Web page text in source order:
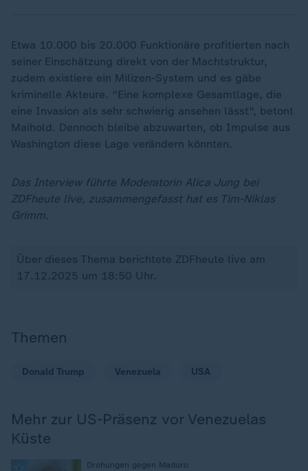
Etwa 10.000 bis 20.000 Funktionäre profitierten nach
seiner Einschätzung direkt von der Machtstruktur,
zudem existiere ein Milizen-System und es gäbe
kriminelle Akteure. "Eine komplexe Gesamtlage, die
eine Invasion als sehr schwierig ansehen lässt", betont
Maihold. Dennoch bleibe abzuwarten, ob Impulse aus
Washington diese Lage verändern könnten.
Das Interview führte Moderatorin Alica Jung bei
ZDFheute live, zusammengefasst hat es Tim-Niklas
Grimm.
Über dieses Thema berichtete ZDFheute live am
17.12.2025 um 18:50 Uhr.
Themen
Donald Trump Venezuela USA
Mehr zur US-Präsenz vor Venezuelas
Küste
Drohungen gegen Maduro